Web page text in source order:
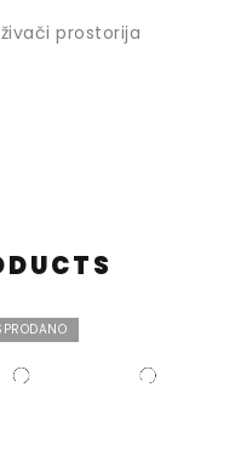
prostorija